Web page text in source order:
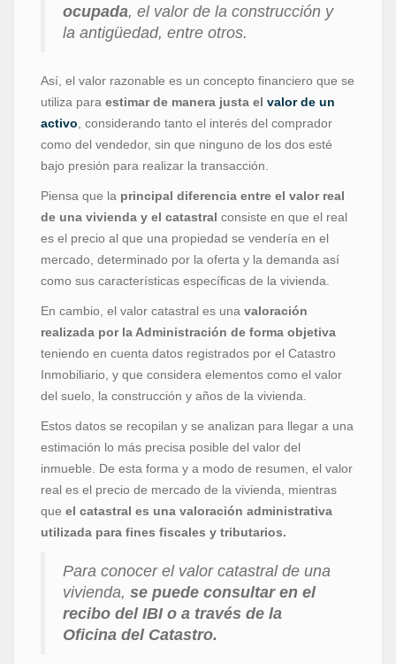
ocupada, el valor de la construcción y
la antigüedad, entre otros.
Así, el valor razonable es un concepto financiero que se
utiliza para estimar de manera justa el valor de un
activo , considerando tanto el interés del comprador
como del vendedor, sin que ninguno de los dos esté
bajo presión para realizar la transacción.
Piensa que la principal diferencia entre el valor real
de una vivienda y el catastral consiste en que el real
es el precio al que una propiedad se vendería en el
mercado, determinado por la oferta y la demanda así
como sus características específicas de la vivienda.
En cambio, el valor catastral es una valoración
realizada por la Administración de forma objetiva
teniendo en cuenta datos registrados por el Catastro
Inmobiliario, y que considera elementos como el valor
del suelo, la construcción y años de la vivienda.
Estos datos se recopilan y se analizan para llegar a una
estimación lo más precisa posible del valor del
inmueble. De esta forma y a modo de resumen, el valor
real es el precio de mercado de la vivienda, mientras
que el catastral es una valoración administrativa
utilizada para fines fiscales y tributarios.
Para conocer el valor catastral de una
vivienda, se puede consultar en el
recibo del IBI o a través de la
Oficina del Catastro.